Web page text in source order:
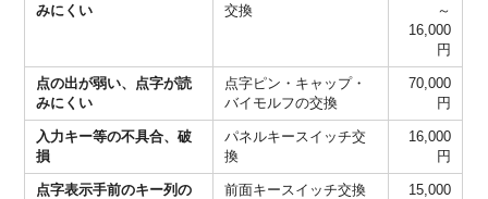
みにくい
交換
～
16,000
円
点の出が弱い、点字が読
みにくい
点字ピン・キャップ・
バイモルフの交換
70,000
円
入力キー等の不具合、破
損
パネルキースイッチ交
換
16,000
円
点字表示手前のキー列の
前面キースイッチ交換
15,000